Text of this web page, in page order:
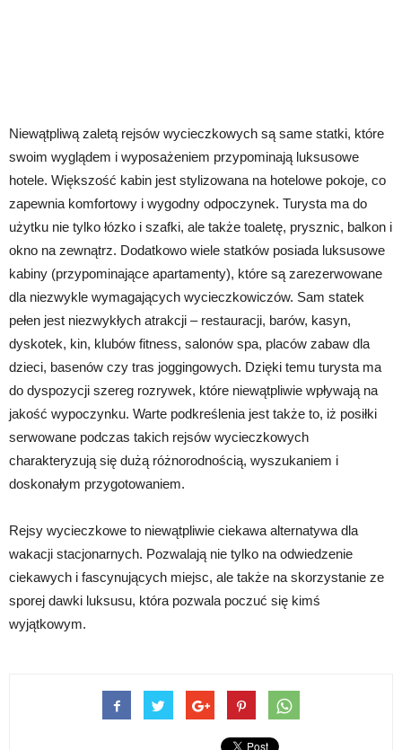
Niewątpliwą zaletą rejsów wycieczkowych są same statki, które
swoim wyglądem i wyposażeniem przypominają luksusowe
hotele. Większość kabin jest stylizowana na hotelowe pokoje, co
zapewnia komfortowy i wygodny odpoczynek. Turysta ma do
użytku nie tylko łózko i szafki, ale także toaletę, prysznic, balkon i
okno na zewnątrz. Dodatkowo wiele statków posiada luksusowe
kabiny (przypominające apartamenty), które są zarezerwowane
dla niezwykle wymagających wycieczkowiczów. Sam statek
pełen jest niezwykłych atrakcji – restauracji, barów, kasyn,
dyskotek, kin, klubów fitness, salonów spa, placów zabaw dla
dzieci, basenów czy tras joggingowych. Dzięki temu turysta ma
do dyspozycji szereg rozrywek, które niewątpliwie wpływają na
jakość wypoczynku. Warte podkreślenia jest także to, iż posiłki
serwowane podczas takich rejsów wycieczkowych
charakteryzują się dużą różnorodnością, wyszukaniem i
doskonałym przygotowaniem.
Rejsy wycieczkowe to niewątpliwie ciekawa alternatywa dla
wakacji stacjonarnych. Pozwalają nie tylko na odwiedzenie
ciekawych i fascynujących miejsc, ale także na skorzystanie ze
sporej dawki luksusu, która pozwala poczuć się kimś
wyjątkowym.